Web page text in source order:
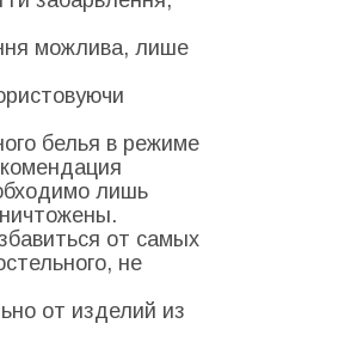
можлива, лише
белья в режиме
лишь
от самых
не
от изделий из